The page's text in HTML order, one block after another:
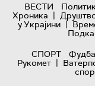
ВЕСТИ
Хроника |
у Украјини |
СПОРТ
Рукомет |